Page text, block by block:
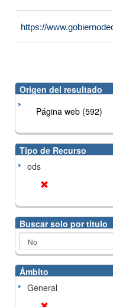
https://
Origen del resultado
Página web (592)
Tipo de Recurso
ods
Buscar solo por título
Ámbito
General